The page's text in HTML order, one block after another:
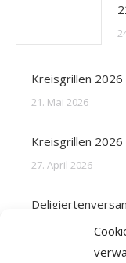
Kreisgrillen 2026
21. Mai 2026
Kreisgrillen 2026
27. April 2026
31. März 2026